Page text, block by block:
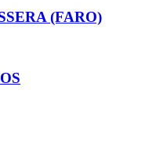
(FARO)